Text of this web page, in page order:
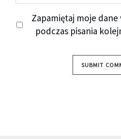
Zapamiętaj moje
podczas pisania